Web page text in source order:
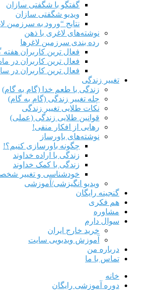
گفتگو با شگفتی سازان
ویدیو شگفتی سازان
نتایج “ورود به سرزمین
نوشته‌های لاغری با ذهن
رده بندی سرزمین لاغرها
فعال ترین کاربران
فعال ترین کاربران در
فعال ترین کاربران در
تغییر زندگی
زندگی با طعم خدا (گام به گام)
چله تغییر زندگی (گام به گام)
نکات طلایی تغییر زندگی
قوانین طلایی زندگی (عملی)
رهایی از افکار منفی!
نوشته‌های باورساز
چگونه باورسازی کنیم؟!
زندگی با اراده خداوند
زندگی با کمک خداوند
خودشناسی و تغییر
ویدیو انگیزشی/آموزشی
گنجینه رایگان
هم‌ فکری
مشاوره
سوال دارم
خرید خارج ایران
آموزش ویدیویی سایت
درباره من
تماس با ما
خانه
دوره آموزشی رایگان